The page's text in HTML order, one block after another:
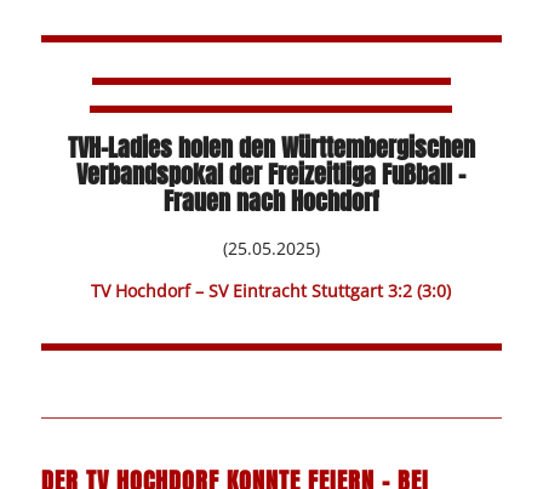
TVH-Ladies holen den Württembergischen
Verbandspokal der Freizeitliga Fußball –
Frauen nach Hochdorf
(25.05.2025)
TV Hochdorf – SV Eintracht Stuttgart 3:2 (3:0)
DER TV HOCHDORF KONNTE FEIERN – BEI